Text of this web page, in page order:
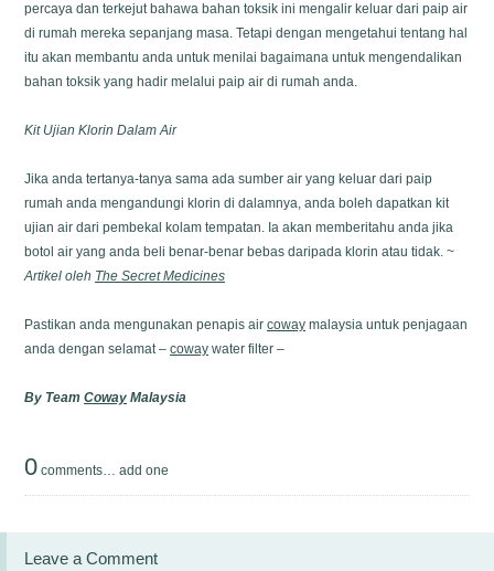
percaya dan terkejut bahawa bahan toksik ini mengalir keluar dari paip air
di rumah mereka sepanjang masa. Tetapi dengan mengetahui tentang hal
itu akan membantu anda untuk menilai bagaimana untuk mengendalikan
bahan toksik yang hadir melalui paip air di rumah anda.
Kit Ujian Klorin Dalam Air
Jika anda tertanya-tanya sama ada sumber air yang keluar dari paip
rumah anda mengandungi klorin di dalamnya, anda boleh dapatkan kit
ujian air dari pembekal kolam tempatan. Ia akan memberitahu anda jika
botol air yang anda beli benar-benar bebas daripada klorin atau tidak. ~
Artikel oleh The Secret Medicines
Pastikan anda mengunakan penapis air coway malaysia untuk penjagaan
anda dengan selamat – coway water filter –
By Team Coway Malaysia
0 comments… add one
Leave a Comment